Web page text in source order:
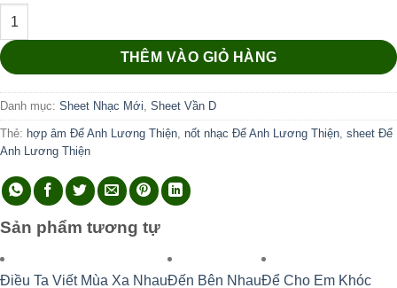
Để Anh Lương Thiện số lượng
THÊM VÀO GIỎ HÀNG
Danh mục: Sheet Nhạc Mới, Sheet Vần D
Thẻ: hợp âm Để Anh Lương Thiện, nốt nhạc Để Anh Lương Thiện, sheet Để
Anh Lương Thiện
Sản phẩm tương tự
Điều Ta Viết Mùa Xa NhauĐến Bên NhauĐể Cho Em Khóc